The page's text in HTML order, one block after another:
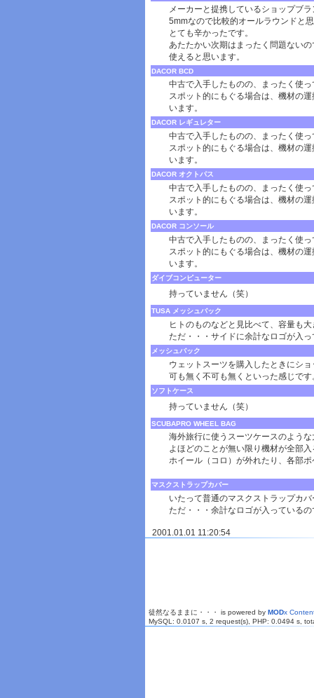
メーカーと提携しているショップブ
5mmなので比較的オールラウンドと
とても辛かったです。
あたたかい次期はまったく問題ない
使えると思います。
DACOR BCD
中古で入手したものの、まったく使
スポット的にもぐる場合は、機材の
います。
DACOR レギュレター
中古で入手したものの、まったく使
スポット的にもぐる場合は、機材の
います。
DACOR オクトパス
中古で入手したものの、まったく使
スポット的にもぐる場合は、機材の
います。
DACOR コンソール
中古で入手したものの、まったく使
スポット的にもぐる場合は、機材の
います。
ダイブコンピューター
持っていません（笑）
TUSA メッシュバック
ヒトのものなどと見比べて、容量も
ただ・・・サイドに余計なロゴが入
メッシュバック
ウェットスーツを購入したときにシ
可も無く不可も無くといった感じで
ソフトケース
持っていません（笑）
SCUBAPRO WHEEL BAG
海外旅行に使うスーツケースのよう
よほどのことが無い限り機材が全部
ホイール（コロ）が外れたり、各部
マスクストラップカバー
いたって普通のマスクストラップカ
ただ・・・余計なロゴが入っている
2001.01.01 11:20:54
徒然なるままに・・・ is powered by MODx
MySQL: 0.0107 s, 2 request(s), PHP: 0.0494 s,